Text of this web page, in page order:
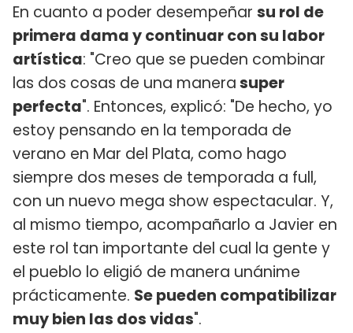
En cuanto a poder desempeñar su rol de
primera dama y continuar con su labor
artística: "Creo que se pueden combinar
las dos cosas de una manerasuper
perfecta". Entonces, explicó: "De hecho, yo
estoy pensando en la temporada de
verano en Mar del Plata, como hago
siempre dos meses de temporada a full,
con un nuevo mega show espectacular. Y,
al mismo tiempo, acompañarlo a Javier en
este rol tan importante del cual la gente y
el pueblo lo eligió de manera unánime
prácticamente. Se pueden compatibilizar
muy bien las dos vidas".